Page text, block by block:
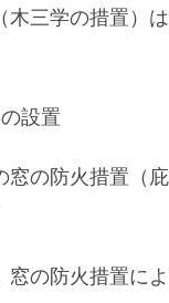
木三学の措置）
設置
の防火措置（
の防火措置に